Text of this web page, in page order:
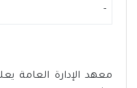
-
معهد الإدارة العامة